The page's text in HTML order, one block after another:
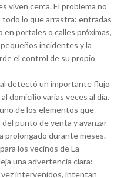
viven cerca. El problema no
todo lo que arrastra: entradas
portales o calles próximas,
incidentes y la
el control de su propio
detectó un importante flujo
domicilio varias veces al día.
de los elementos que
punto de venta y avanzar
prolongado durante meses.
los vecinos de La
una advertencia clara:
intervenidos, intentan